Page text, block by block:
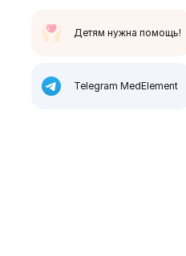
Детям нужна помощь!
Telegram MedElement